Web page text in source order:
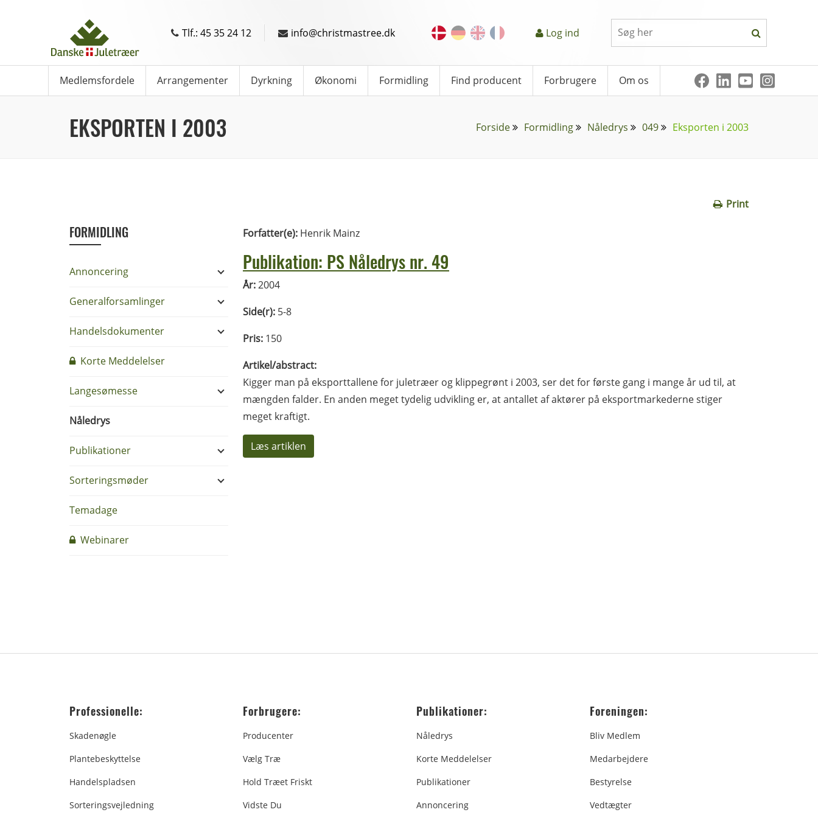
Tlf.: 45 35 24 12 info@christmastree.dk Log ind
Medlemsfordele Arrangementer Dyrkning Økonomi Formidling Find producent Forbrugere Om os
EKSPORTEN I 2003 Forside Formidling Nåledrys 049 Eksporten i 2003
Print
FORMIDLING
Annoncering
Generalforsamlinger
Handelsdokumenter
Korte Meddelelser
Langesømesse
Nåledrys
Publikationer
Sorteringsmøder
Temadage
Webinarer
Forfatter(e): Henrik Mainz
Publikation: PS Nåledrys nr. 49
År:2004
Side(r): 5-8
Pris: 150
Artikel/abstract:
Kigger man på eksporttallene for juletræer og klippegrønt i 2003, ser det for første gang i mange år ud til, at
mængden falder. En anden meget tydelig udvikling er, at antallet af aktører på eksportmarkederne stiger
meget kraftigt.
Læs artiklen
Professionelle:
Skadenøgle
Plantebeskyttelse
Handelspladsen
Sorteringsvejledning
Forbrugere:
Producenter
Vælg Træ
Hold Træet Friskt
Vidste Du
Publikationer:
Nåledrys
Korte Meddelelser
Publikationer
Annoncering
Foreningen:
Bliv Medlem
Medarbejdere
Bestyrelse
Vedtægter